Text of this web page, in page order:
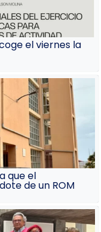
el viernes la
que el
de un ROM